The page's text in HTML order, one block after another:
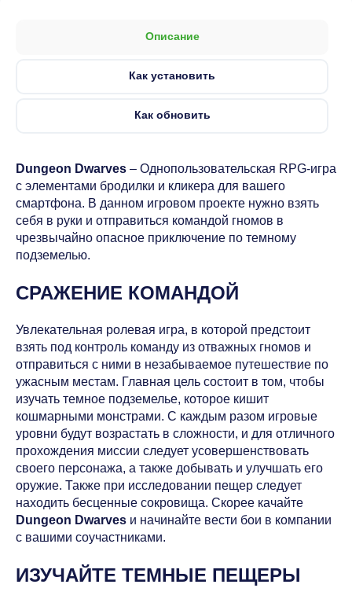
Описание
Как установить
Как обновить
Dungeon Dwarves – Однопользовательская RPG-игра
с элементами бродилки и кликера для вашего
смартфона. В данном игровом проекте нужно взять
себя в руки и отправиться командой гномов в
чрезвычайно опасное приключение по темному
подземелью.
СРАЖЕНИЕ КОМАНДОЙ
Увлекательная ролевая игра, в которой предстоит
взять под контроль команду из отважных гномов и
отправиться с ними в незабываемое путешествие по
ужасным местам. Главная цель состоит в том, чтобы
изучать темное подземелье, которое кишит
кошмарными монстрами. С каждым разом игровые
уровни будут возрастать в сложности, и для отличного
прохождения миссии следует усовершенствовать
своего персонажа, а также добывать и улучшать его
оружие. Также при исследовании пещер следует
находить бесценные сокровища. Скорее качайте
Dungeon Dwarves и начинайте вести бои в компании
с вашими соучастниками.
ИЗУЧАЙТЕ ТЕМНЫЕ ПЕЩЕРЫ